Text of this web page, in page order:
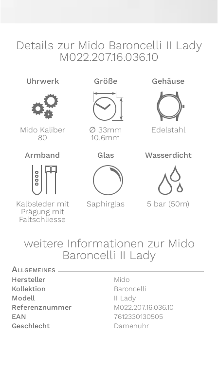
Details zur Mido Baroncelli II Lady
M022.207.16.036.10
Uhrwerk
v
Mido Kaliber
80
Größe
Z
∅ 33mm
10.6mm
Gehäuse
w
Edelstahl
Armband
x
Kalbsleder mit
Prägung mit
Faltschliesse
Glas
y
Saphirglas
Wasserdicht
z
5 bar (50m)
weitere Informationen zur Mido
Baroncelli II Lady
Allgemeines
Hersteller
Mido
Kollektion
Baroncelli
Modell
II Lady
Referenznummer
M022.207.16.036.10
EAN
7612330130505
Geschlecht
Damenuhr